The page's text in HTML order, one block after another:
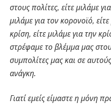
στους πολίτες, είτε μιλάμε
μιλάμε για τον κορονοϊό,
κρίση, είτε μιλάμε για την
στρέφαμε το βλέμμα μας
συμπολίτες μας και σε
ανάγκη.
Γιατί εμείς είμαστε η μόνη